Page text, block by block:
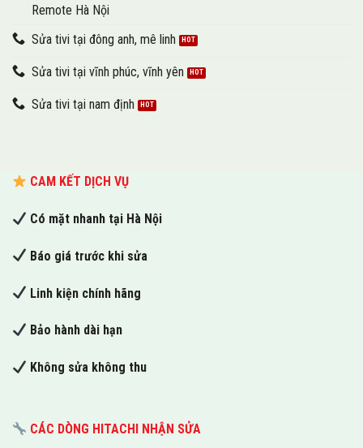
Remote Hà Nội
Sửa tivi tại đông anh, mê linh
Sửa tivi tại vĩnh phúc, vĩnh yên
Sửa tivi tại nam định
CAM KẾT DỊCH VỤ
Có mặt nhanh tại Hà Nội
Báo giá trước khi sửa
Linh kiện chính hãng
Bảo hành dài hạn
Không sửa không thu
CÁC DÒNG HITACHI NHẬN SỬA